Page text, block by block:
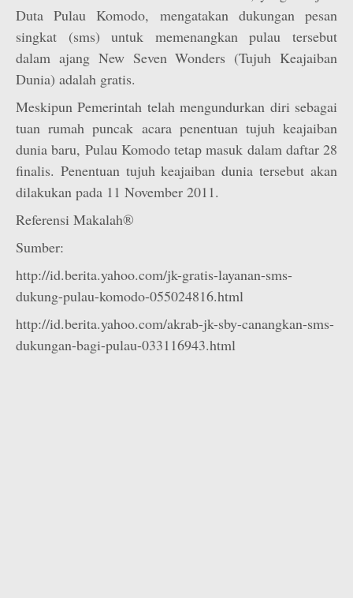
Duta Pulau Komodo, mengatakan dukungan pesan
singkat (sms) untuk memenangkan pulau tersebut
dalam ajang New Seven Wonders (Tujuh Keajaiban
Dunia) adalah gratis.
Meskipun Pemerintah telah mengundurkan diri sebagai
tuan rumah puncak acara penentuan tujuh keajaiban
dunia baru, Pulau Komodo tetap masuk dalam daftar 28
finalis. Penentuan tujuh keajaiban dunia tersebut akan
dilakukan pada 11 November 2011.
Referensi Makalah®
Sumber:
http://id.berita.yahoo.com/jk-gratis-layanan-sms-
dukung-pulau-komodo-055024816.html
http://id.berita.yahoo.com/akrab-jk-sby-canangkan-sms-
dukungan-bagi-pulau-033116943.html